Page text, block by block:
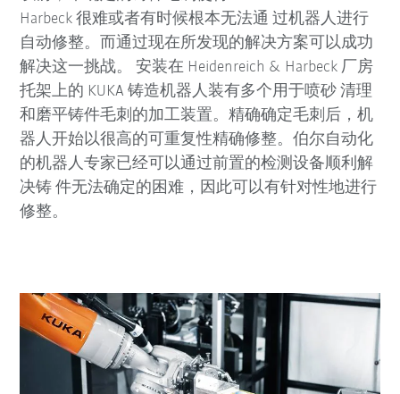
Harbeck 很难或者有时候根本无法通 过机器人进行
自动修整。而通过现在所发现的解决方案可以成功
解决这一挑战。 安装在 Heidenreich & Harbeck 厂房
托架上的 KUKA 铸造机器人装有多个用于喷砂 清理
和磨平铸件毛刺的加工装置。精确确定毛刺后，机
器人开始以很高的可重复性精确修整。伯尔自动化
的机器人专家已经可以通过前置的检测设备顺利解
决铸 件无法确定的困难，因此可以有针对性地进行
修整。